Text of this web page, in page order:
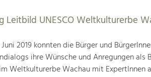
Leitbild UNESCO Weltkulturerbe
2019 konnten die Bürger und
ihre Wünsche und Anregungen als
Weltkulturerbe Wachau mit ExpertInnen